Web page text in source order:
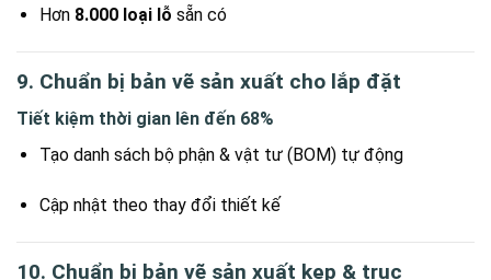
Hơn 8.000 loại lỗ sẵn có
9. Chuẩn bị bản vẽ sản xuất cho lắp đặt
Tiết kiệm thời gian lên đến 68%
Tạo danh sách bộ phận & vật tư (BOM) tự động
Cập nhật theo thay đổi thiết kế
10. Chuẩn bị bản vẽ sản xuất kẹp & trục